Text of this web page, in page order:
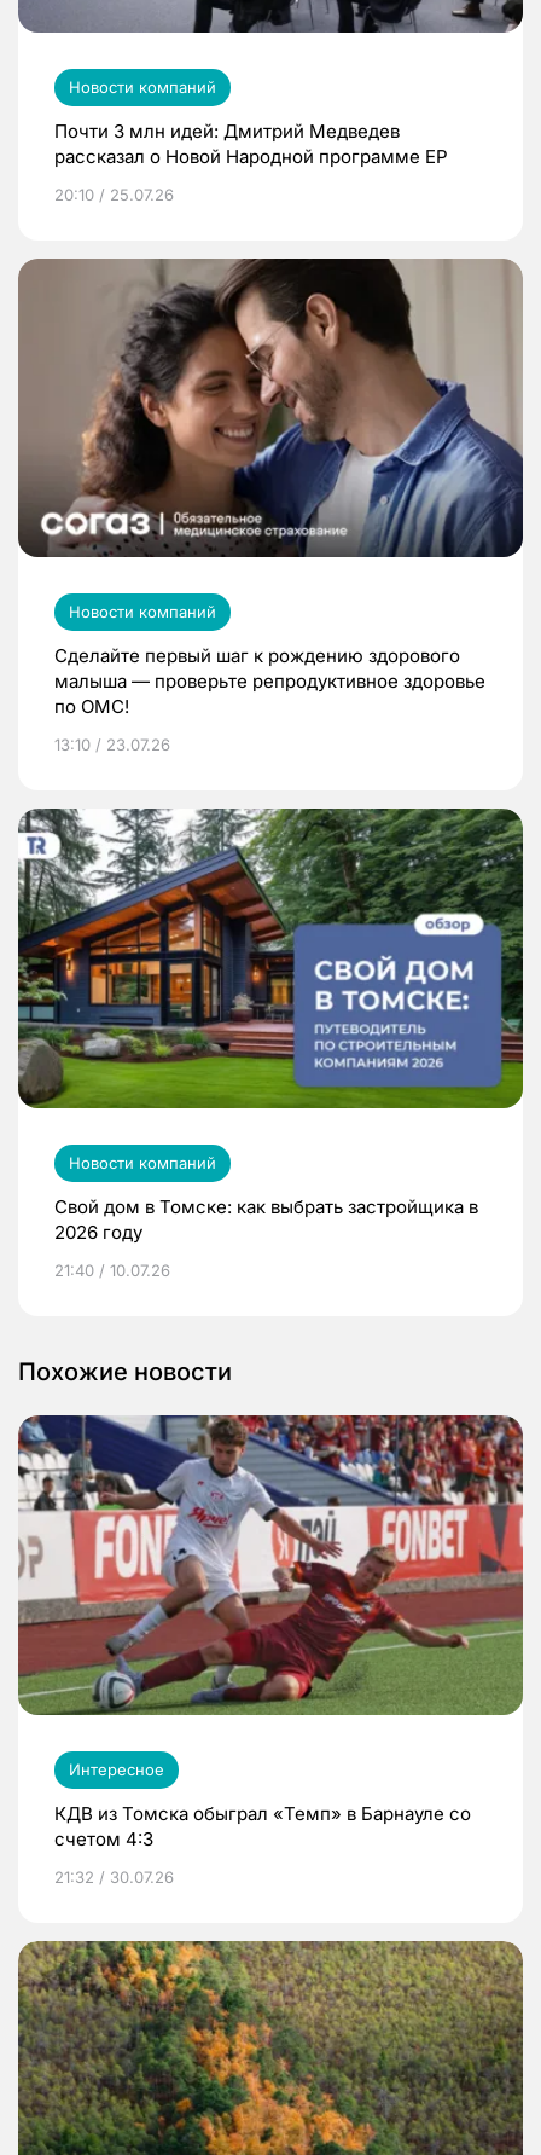
Новости компаний
Почти 3 млн идей: Дмитрий Медведев
рассказал о Новой Народной программе ЕР
20:10 / 25.07.26
Новости компаний
Сделайте первый шаг к рождению здорового
малыша — проверьте репродуктивное здоровье
по ОМС!
13:10 / 23.07.26
Новости компаний
Свой дом в Томске: как выбрать застройщика в
2026 году
21:40 / 10.07.26
Похожие новости
Интересное
КДВ из Томска обыграл «Темп» в Барнауле со
счетом 4:3
21:32 / 30.07.26